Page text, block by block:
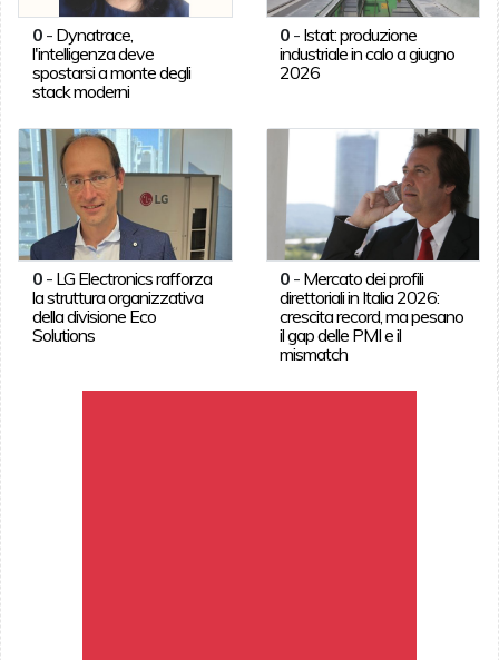
0- Dynatrace,
l'intelligenza deve
spostarsi a monte degli
stack moderni
0 - Istat: produzione
industriale in calo a giugno
2026
0- LG Electronics rafforza
la struttura organizzativa
della divisione Eco
Solutions
0 - Mercato dei profili
direttoriali in Italia 2026:
crescita record, ma pesano
il gap delle PMI e il
mismatch